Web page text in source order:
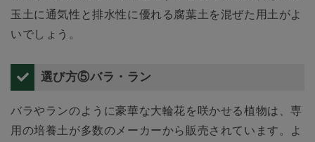
玉土に通気性と排水性に優れる腐葉土を混ぜた用土がよ
いでしょう。
選び方⑤バラ・ラン
バラやランのように豪華な大輪花を咲かせる植物は、専
用の培養土が多数のメーカーから販売されています。よ